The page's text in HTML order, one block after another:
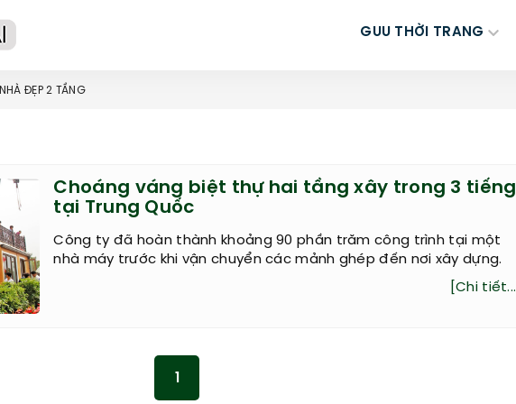
GUU THỜI TRANG
NHÀ ĐẸP 2 TẦNG
Choáng váng biệt thự hai tầng xây trong 3 tiếng
tại Trung Quốc
Công ty đã hoàn thành khoảng 90 phần trăm công trình tại một
nhà máy trước khi vận chuyển các mảnh ghép đến nơi xây dựng.
[Chi tiết...]